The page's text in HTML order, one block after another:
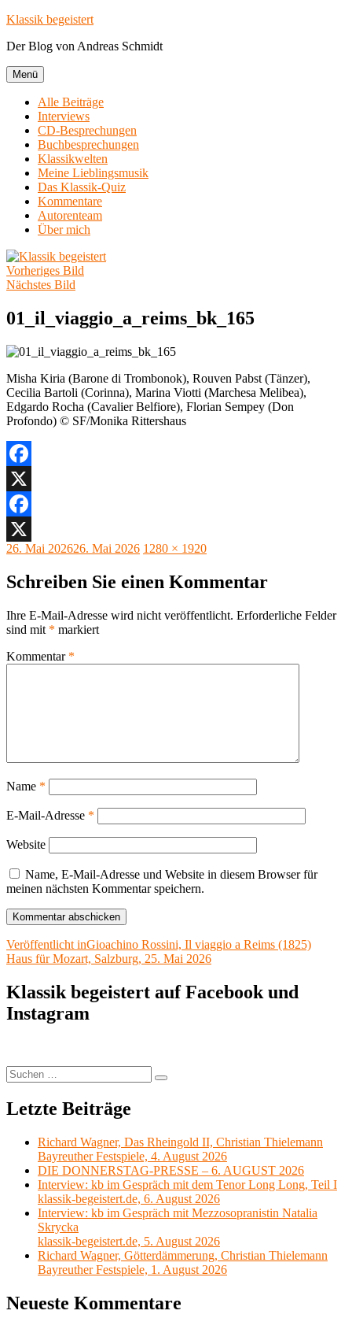
Zum
springen
Klassik begeistert
Der Blog von Andreas Schmidt
Menü
Alle Beiträge
Interviews
CD-Besprechungen
Buchbesprechungen
Klassikwelten
Meine Lieblingsmusik
Das Klassik-Quiz
Kommentare
Autorenteam
Über mich
Vorheriges Bild
Nächstes Bild
01_il_viaggio_a_reims_bk_165
Misha Kiria (Barone di Trombonok), Rouven Pabst (Tänzer),
Cecilia Bartoli (Corinna), Marina Viotti (Marchesa Melibea),
Edgardo Rocha (Cavalier Belfiore), Florian Sempey (Don
Profondo) © SF/Monika Rittershaus
Facebook
X
Facebook
X
Veröffentlicht
26. Mai 202626. Mai 2026 Originalgröße
1280 × 1920
Schreiben Sie einen Kommentar
Ihre E-Mail-Adresse wird nicht veröffentlicht. Erforderliche Felder
sind mit * markiert
Kommentar *
Name *
E-Mail-Adresse *
Website
Name, E-Mail-Adresse und Website in diesem Browser für
meinen nächsten Kommentar speichern.
Beitragsnavigation
Veröffentlicht inGioachino Rossini, Il viaggio a Reims (1825)
Haus für Mozart, Salzburg, 25. Mai 2026
Klassik begeistert auf Facebook und
Instagram
Suchen
nach:
Suchen
Letzte Beiträge
Richard Wagner, Das Rheingold II, Christian Thielemann
Bayreuther Festspiele, 4. August 2026
DIE DONNERSTAG-PRESSE – 6. AUGUST 2026
Interview: kb im Gespräch mit dem Tenor Long Long, Teil I
klassik-begeistert.de, 6. August 2026
Interview: kb im Gespräch mit Mezzosopranistin Natalia
Skrycka
klassik-begeistert.de, 5. August 2026
Richard Wagner, Götterdämmerung, Christian Thielemann
Bayreuther Festspiele, 1. August 2026
Neueste Kommentare